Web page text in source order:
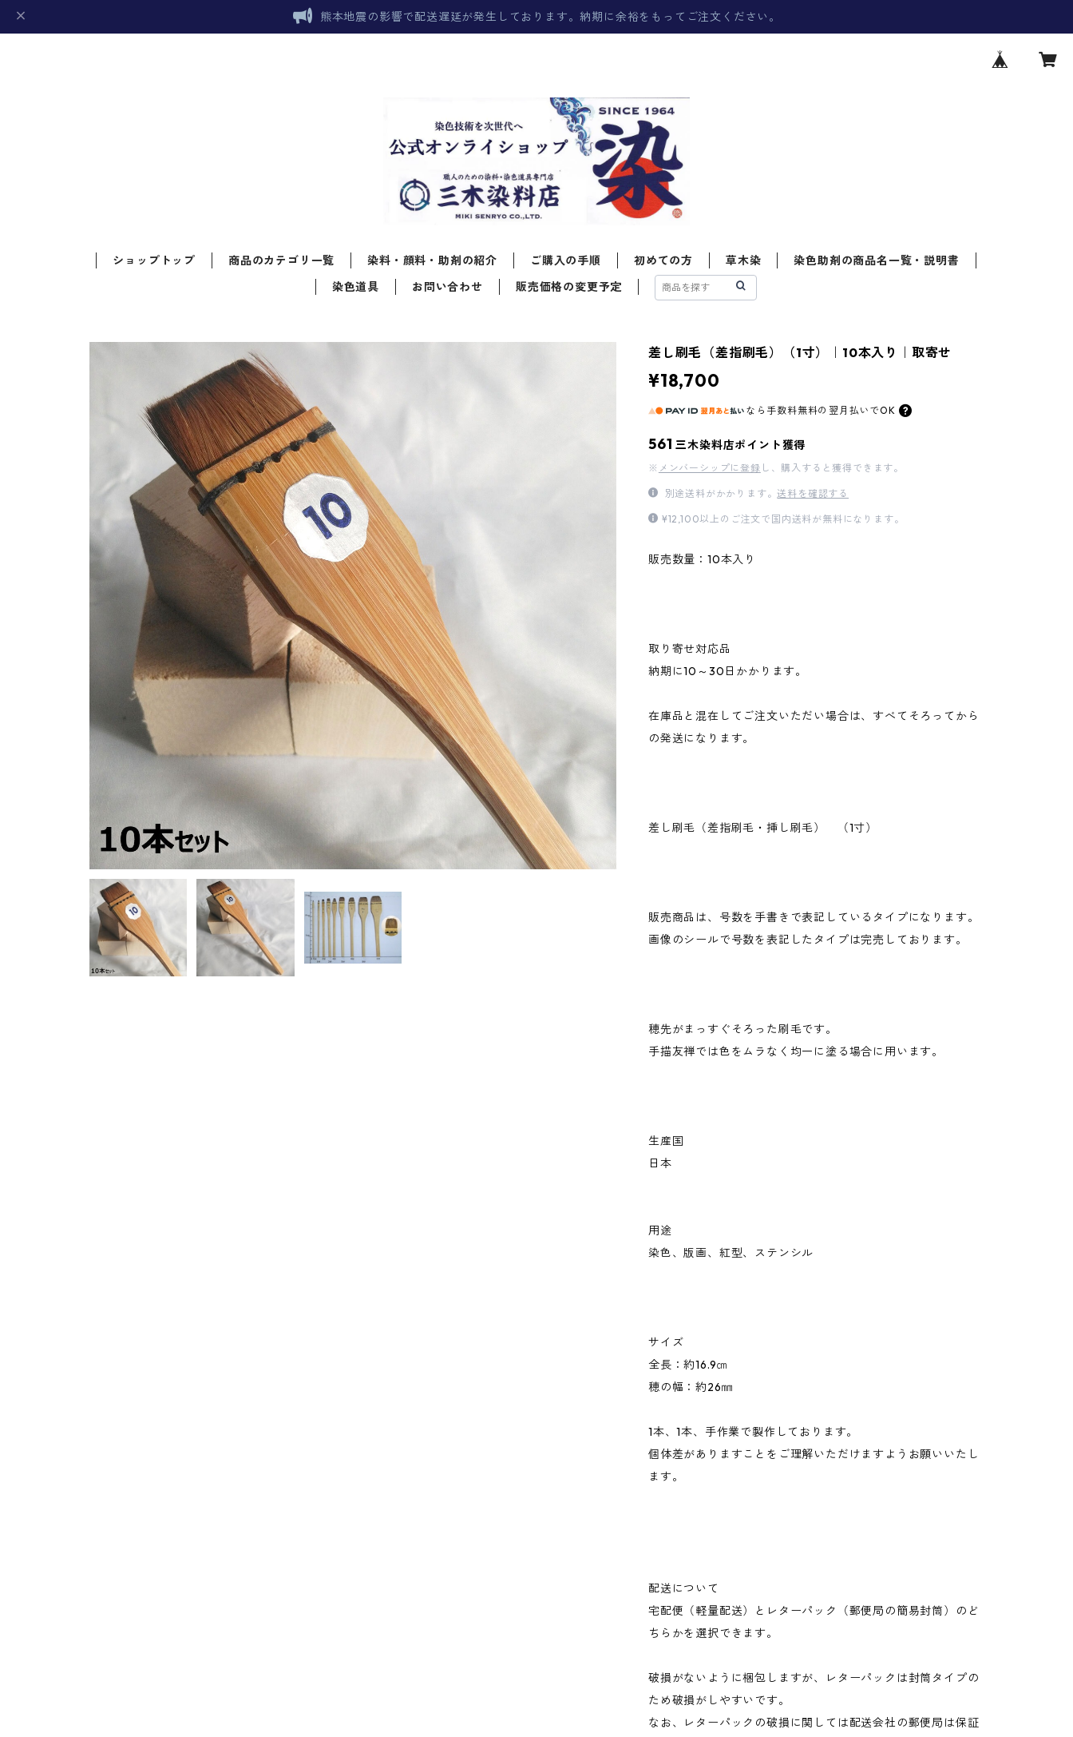
熊本地震の影響で配送遅延が発生しております。納期に余裕をもってご注文ください。
ショップトップ 商品のカテゴリ一覧 染料・顔料・助剤の紹介 ご購入の手順 初めての方 草木染
染色助剤の商品名一覧・説明書
染色道具
お問い合わせ 販売価格の変更予定
差し刷毛（差指刷毛）（1寸）｜10本入り｜取寄せ
¥18,700
なら 手数料無料の 翌月払いでOK
561 三木染料店ポイント獲得
※ メンバーシップに登録 し、購入すると獲得できます。
別途送料がかかります。送料を確認する
¥12,100以上のご注文で国内送料が無料になります。
販売数量：10本入り
取り寄せ対応品
納期に10～30日かかります。
在庫品と混在してご注文いただい場合は、すべてそろってから
の発送になります。
差し刷毛（差指刷毛・挿し刷毛） （1寸）
販売商品は、号数を手書きで表記しているタイプになります。
画像のシールで号数を表記したタイプは完売しております。
穂先がまっすぐそろった刷毛です。
手描友禅では色をムラなく均一に塗る場合に用います。
生産国
日本
用途
染色、版画、紅型、ステンシル
サイズ
全長：約16.9㎝
穂の幅：約26㎜
1本、1本、手作業で製作しております。
個体差がありますことをご理解いただけますようお願いいたし
ます。
配送について
宅配便（軽量配送）とレターパック（郵便局の簡易封筒）のど
ちらかを選択できます。
破損がないように梱包しますが、レターパックは封筒タイプの
ため破損がしやすいです。
なお、レターパックの破損に関しては配送会社の郵便局は保証